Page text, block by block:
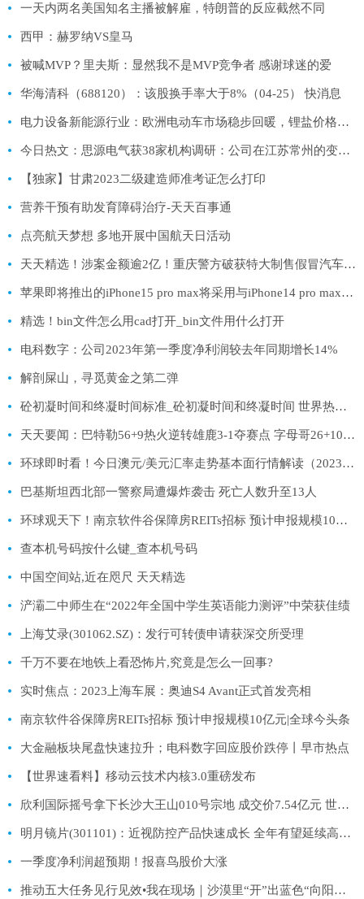
一天内两名美国知名主播被解雇，特朗普的反应截然不同
西甲：赫罗纳VS皇马
被喊MVP？里夫斯：显然我不是MVP竞争者 感谢球迷的爱
华海清科（688120）：该股换手率大于8%（04-25） 快消息
电力设备新能源行业：欧洲电动车市场稳步回暖，锂盐价格持续下跌－锂电产业链周评（4月第2周）-天天速读
今日热文：思源电气获38家机构调研：公司在江苏常州的变压器生产基地在2022年第四季度建成投产，目前正在产能爬坡阶段（附调研问答）
【独家】甘肃2023二级建造师准考证怎么打印
营养干预有助发育障碍治疗-天天百事通
点亮航天梦想 多地开展中国航天日活动
天天精选！涉案金额逾2亿！重庆警方破获特大制售假冒汽车安全气囊案
苹果即将推出的iPhone15 pro max将采用与iPhone14 pro max一样摄像头
精选！bin文件怎么用cad打开_bin文件用什么打开
电科数字：公司2023年第一季度净利润较去年同期增长14%
解剖屎山，寻觅黄金之第二弹
砼初凝时间和终凝时间标准_砼初凝时间和终凝时间 世界热消息
天天要闻：巴特勒56+9热火逆转雄鹿3-1夺赛点 字母哥26+10+13
环球即时看！今日澳元/美元汇率走势基本面行情解读（2023/4/25）
巴基斯坦西北部一警察局遭爆炸袭击 死亡人数升至13人
环球观天下！南京软件谷保障房REITs招标 预计申报规模10亿元
查本机号码按什么键_查本机号码
中国空间站,近在咫尺 天天精选
浐灞二中师生在“2022年全国中学生英语能力测评”中荣获佳绩
上海艾录(301062.SZ)：发行可转债申请获深交所受理
千万不要在地铁上看恐怖片,究竟是怎么一回事?
实时焦点：2023上海车展：奥迪S4 Avant正式首发亮相
南京软件谷保障房REITs招标 预计申报规模10亿元|全球今头条
大金融板块尾盘快速拉升；电科数字回应股价跌停丨早市热点
【世界速看料】移动云技术内核3.0重磅发布
欣利国际摇号拿下长沙大王山010号宗地 成交价7.54亿元 世界滚动
明月镜片(301101)：近视防控产品快速成长 全年有望延续高增 观天下
一季度净利润超预期！报喜鸟股价大涨
推动五大任务见行见效•我在现场｜沙漠里“开”出蓝色“向阳花” 新资讯